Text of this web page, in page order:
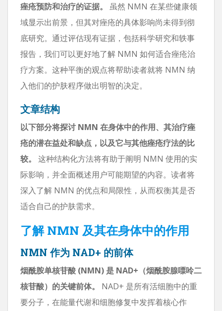
痤疮预防和治疗的证据。
虽然 NMN 在某些健康领
域显示出前景，但其对痤疮的具体影响尚未得到彻
底研究。通过评估现有证据，包括科学研究和轶事
报告，我们可以更好地了解 NMN 如何适合痤疮治
疗方案。这种平衡的观点将帮助读者就将 NMN 纳
入他们的护肤程序做出明智的决定。
文章结构
以下部分将探讨 NMN 在身体中的作用、其治疗痤
疮的潜在益处和缺点，以及它与其他痤疮疗法的比
较。
这种结构化方法将有助于阐明 NMN 使用的实
际影响，并全面概述用户可能期望的内容。读者将
深入了解 NMN 的优点和局限性，从而权衡其是否
适合自己的护肤需求。
了解 NMN 及其在身体中的作用
NMN 作为 NAD+ 的前体
烟酰胺单核苷酸 (NMN) 是 NAD+（烟酰胺腺嘌呤二
核苷酸）的关键前体。
NAD+ 是所有活细胞中的重
要分子，在能量代谢和细胞修复中发挥着核心作